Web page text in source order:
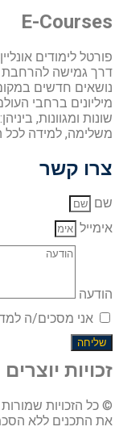
E-Courses
פורטל לימודים
דרך גמישה להרחבת
נושאים חדשים
מיליונים ברחבי
שונות ומגוונות,
משלימה, למידה לכל
צרו קשר
שם
אימייל
הודעה
אני מסכים/ה
שליחה
זכויות יוצרים
© כל הזכויות
את התכנים ללא